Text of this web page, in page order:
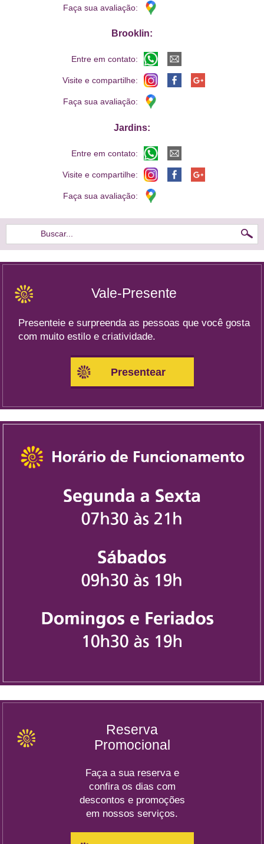
Faça sua avaliação:
Brooklin:
Entre em contato:
Visite e compartilhe:
Faça sua avaliação:
Jardins:
Entre em contato:
Visite e compartilhe:
Faça sua avaliação:
Buscar...
Vale-Presente
Presenteie e surpreenda as pessoas que você gosta
com muito estilo e criatividade.
Presentear
Reserva
Promocional
Faça a sua reserva e
confira os dias com
descontos e promoções
em nossos serviços.